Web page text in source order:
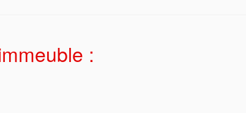
: